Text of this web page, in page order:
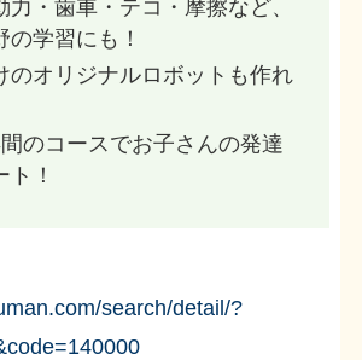
力・歯車・テコ・摩擦など、
の学習にも！
のオリジナルロボットも作れ
のコースでお子さんの発達
ト！
search/detail/?